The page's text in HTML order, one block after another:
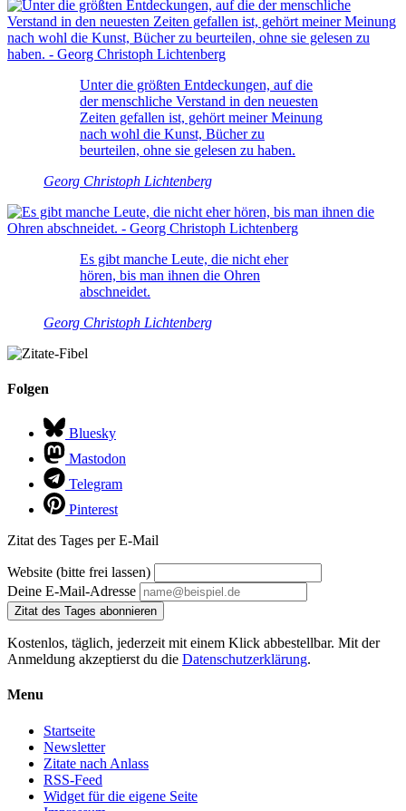
Unter die größten Entdeckungen, auf die
der menschliche Verstand in den neuesten
Zeiten gefallen ist, gehört meiner Meinung
nach wohl die Kunst, Bücher zu
beurteilen, ohne sie gelesen zu haben.
Georg Christoph Lichtenberg
Es gibt manche Leute, die nicht eher
hören, bis man ihnen die Ohren
abschneidet.
Georg Christoph Lichtenberg
Folgen
Bluesky
Mastodon
Telegram
Pinterest
Zitat des Tages per E-Mail
Website (bitte frei lassen)
Deine E-Mail-Adresse
Zitat des Tages abonnieren
Kostenlos, täglich, jederzeit mit einem Klick abbestellbar. Mit der
Anmeldung akzeptierst du die Datenschutzerklärung.
Menu
Startseite
Newsletter
Zitate nach Anlass
RSS-Feed
Widget für die eigene Seite